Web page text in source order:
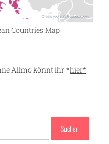
Countries Map
Allmo könnt ihr *hier*